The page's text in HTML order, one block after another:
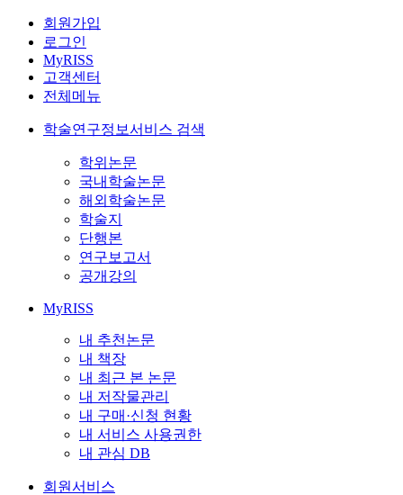
회원가입
로그인
MyRISS
고객센터
전체메뉴
학술연구정보서비스 검색
학위논문
국내학술논문
해외학술논문
학술지
단행본
연구보고서
공개강의
MyRISS
내 추천논문
내 책장
내 최근 본 논문
내 저작물관리
내 구매·신청 현황
내 서비스 사용권한
내 관심 DB
회원서비스